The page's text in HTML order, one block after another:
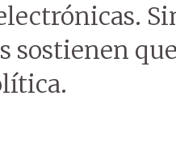
sostienen